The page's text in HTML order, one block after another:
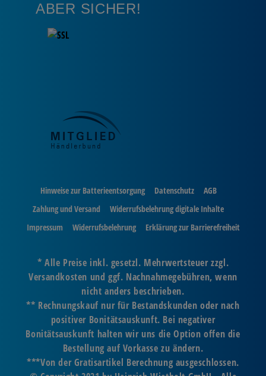
ABER SICHER!
Hinweise zur Batterieentsorgung Datenschutz
AGB
Zahlung und Versand
Widerrufsbelehrung digitale Inhalte
Impressum
Widerrufsbelehrung Erklärung zur Barrierefreiheit
* Alle Preise inkl. gesetzl. Mehrwertsteuer zzgl.
Versandkosten und ggf. Nachnahmegebühren, wenn
nicht anders beschrieben.
** Rechnungskauf nur für Bestandskunden oder nach
positiver Bonitätsauskunft. Bei negativer
Bonitätsauskunft halten wir uns die Option offen die
Bestellung auf Vorkasse zu ändern.
***Von der Gratisartikel Berechnung ausgeschlossen.